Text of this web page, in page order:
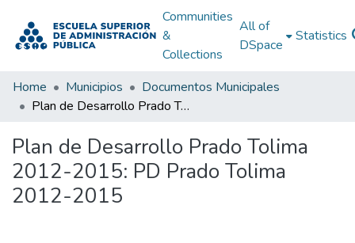
Communities
&
Collections
All of
DSpace
Statistics
Home Municipios
Documentos Municipales
Plan de Desarrollo Prado Tolima 2012-2015: PD Prado Tolima 2012-2015
Plan de Desarrollo Prado Tolima
2012-2015: PD Prado Tolima
2012-2015